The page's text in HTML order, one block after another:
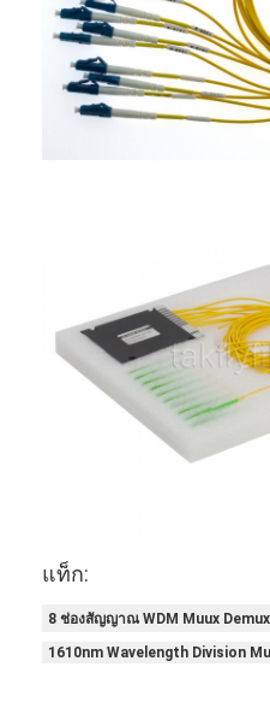
แท็ก:
8 ช่องสัญญาณ WDM Muux Demux
1610nm Wavelength Division